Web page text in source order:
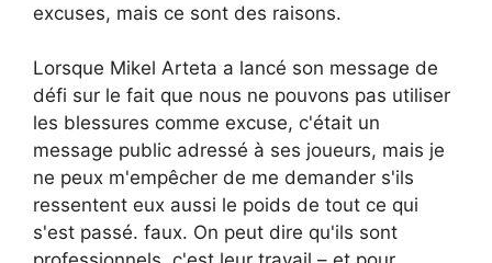
excuses, mais ce sont des raisons.
Lorsque Mikel Arteta a lancé son message de
défi sur le fait que nous ne pouvons pas utiliser
les blessures comme excuse, c'était un
message public adressé à ses joueurs, mais je
ne peux m'empêcher de me demander s'ils
ressentent eux aussi le poids de tout ce qui
s'est passé. faux. On peut dire qu'ils sont